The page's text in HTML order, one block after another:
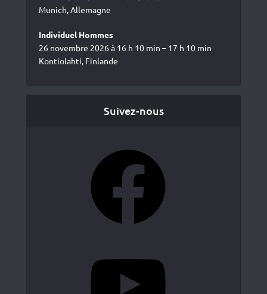
Munich, Allemagne
Individuel Hommes
26 novembre 2026 à 16 h 10 min – 17 h 10 min
Kontiolahti, Finlande
Suivez-nous